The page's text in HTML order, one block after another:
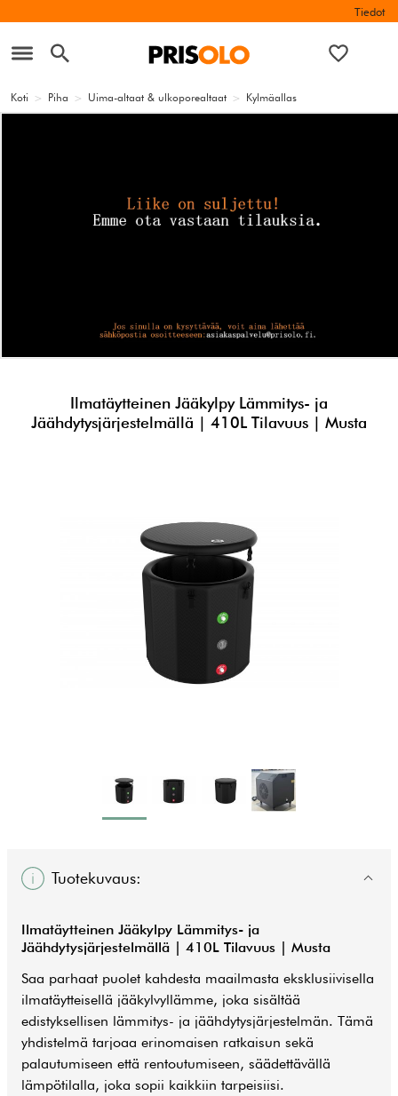
Tiedot
Koti > Piha > Uima-altaat & ulkoporealtaat > Kylmäallas
Ilmatäytteinen Jääkylpy Lämmitys- ja
Jäähdytysjärjestelmällä | 410L Tilavuus | Musta
Tuotekuvaus:
Ilmatäytteinen Jääkylpy Lämmitys- ja
Jäähdytysjärjestelmällä | 410L Tilavuus | Musta
Saa parhaat puolet kahdesta maailmasta eksklusiivisella
ilmatäytteisellä jääkylvyllämme, joka sisältää
edistyksellisen lämmitys- ja jäähdytysjärjestelmän. Tämä
yhdistelmä tarjoaa erinomaisen ratkaisun sekä
palautumiseen että rentoutumiseen, säädettävällä
lämpötilalla, joka sopii kaikkiin tarpeisiisi.